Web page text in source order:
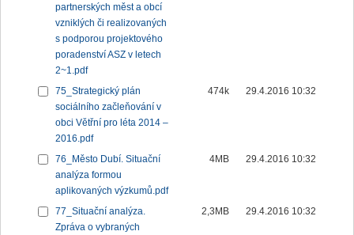
partnerských měst a obcí
vzniklých či realizovaných
s podporou projektového
poradenství ASZ v letech
2~1.pdf
75_Strategický plán
sociálního začleňování v
obci Větřní pro léta 2014 –
2016.pdf
474k 29.4.2016 10:32
76_Město Dubí. Situační
analýza formou
aplikovaných výzkumů.pdf
4MB 29.4.2016 10:32
77_Situační analýza.
Zpráva o vybraných
2,3MB 29.4.2016 10:32